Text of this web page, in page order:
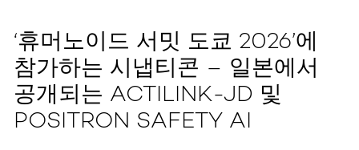
‘휴머노이드 서밋 도쿄 2026’에
참가하는 시냅티콘 – 일본에서
공개되는 ACTILINK-JD 및
POSITRON SAFETY AI